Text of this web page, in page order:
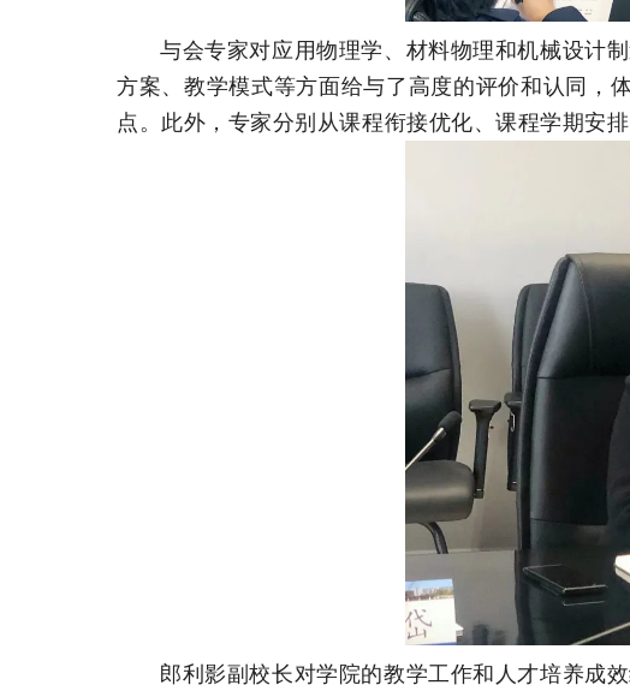
与会专家对应用物理学、材料物理和机械设计
方案、教学模式等方面给与了高度的评价和认同，
点。此外，专家分别从课程衔接优化、课程学期安
郎利影副校长对学院的教学工作和人才培养成